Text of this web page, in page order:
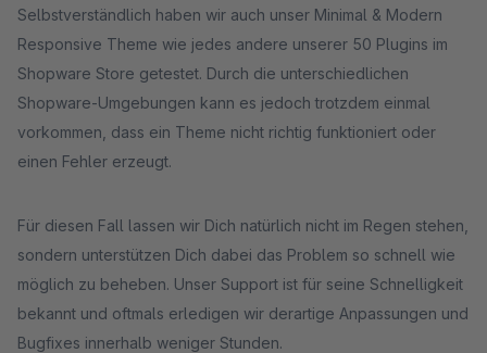
Selbstverständlich haben wir auch unser Minimal & Modern
Responsive Theme wie jedes andere unserer 50 Plugins im
Shopware Store getestet. Durch die unterschiedlichen
Shopware-Umgebungen kann es jedoch trotzdem einmal
vorkommen, dass ein Theme nicht richtig funktioniert oder
einen Fehler erzeugt.
Für diesen Fall lassen wir Dich natürlich nicht im Regen stehen,
sondern unterstützen Dich dabei das Problem so schnell wie
möglich zu beheben. Unser Support ist für seine Schnelligkeit
bekannt und oftmals erledigen wir derartige Anpassungen und
Bugfixes innerhalb weniger Stunden.